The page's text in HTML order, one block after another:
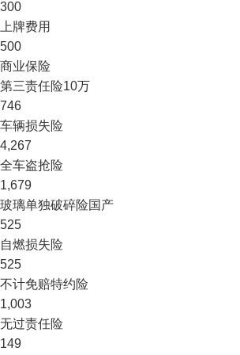
300
上牌费用
500
商业保险
第三责任险10万
746
车辆损失险
4,267
全车盗抢险
1,679
玻璃单独破碎险国产
525
自燃损失险
525
不计免赔特约险
1,003
无过责任险
149